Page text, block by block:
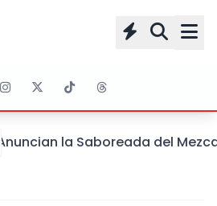
Anuncian la Saboreada del